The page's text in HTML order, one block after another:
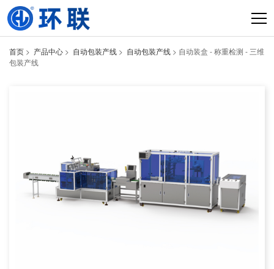
首页 > 产品中心 > 自动包装产线 > 自动包装产线 > 自动装盒 - 称重检测 - 三维
包装产线